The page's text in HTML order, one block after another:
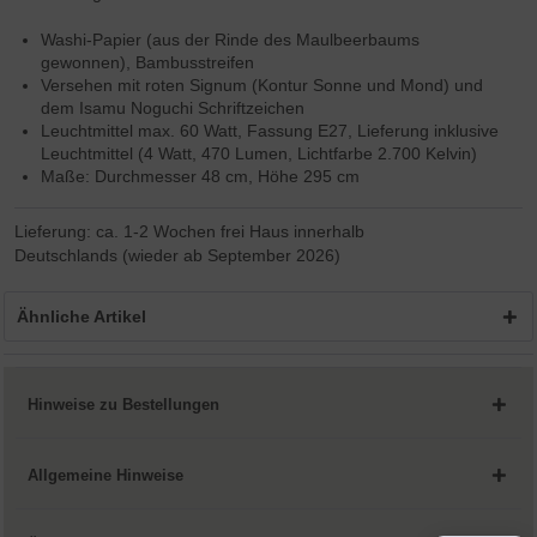
Washi-Papier (aus der Rinde des Maulbeerbaums
gewonnen), Bambusstreifen
Versehen mit roten Signum (Kontur Sonne und Mond) und
dem Isamu Noguchi Schriftzeichen
Leuchtmittel max. 60 Watt, Fassung E27, Lieferung inklusive
Leuchtmittel (4 Watt, 470 Lumen, Lichtfarbe 2.700 Kelvin)
Maße: Durchmesser 48 cm, Höhe 295 cm
Lieferung: ca. 1-2 Wochen frei Haus innerhalb
Deutschlands (wieder ab September 2026)
Ähnliche Artikel
Hinweise zu Bestellungen
Allgemeine Hinweise